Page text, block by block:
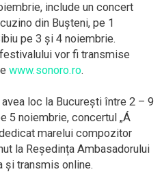
include un concert
din Bușteni, pe 1
pe 3 și 4 noiembrie.
vor fi transmise
www.sonoro.ro.
loc la București între 2 – 9
5 noiembrie, concertul „Á
marelui compozitor
la Reședința Ambasadorului
și transmis online.